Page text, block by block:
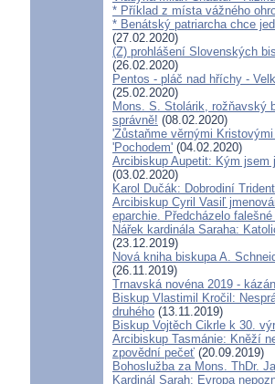
* Příklad z místa vážného
* Benátský patriarcha chce
(27.02.2020)
(Z) prohlášení Slovenských
(26.02.2020)
Pentos - pláč nad hříchy -
(25.02.2020)
Mons. S. Stolárik, rožňavský
správně! (08.02.2020)
'Zůstaňme věrnými
'Pochodem' (04.02.2020)
Arcibiskup Aupetit: Kým jsem
(03.02.2020)
Karol Dučák: Dobrodiní
Arcibiskup Cyril Vasiľ
eparchie. Předcházelo
Nářek kardinála Saraha:
(23.12.2019)
Nová kniha biskupa A.
(26.11.2019)
Trnavská novéna 2019 -
Biskup Vlastimil Kročil:
druhého (13.11.2019)
Biskup Vojtěch Cikrle k 30.
Arcibiskup Tasmánie: Kněží
zpovědní pečeť (20.09.2019)
Bohoslužba za Mons. ThDr.
Kardinál Sarah: Evropa